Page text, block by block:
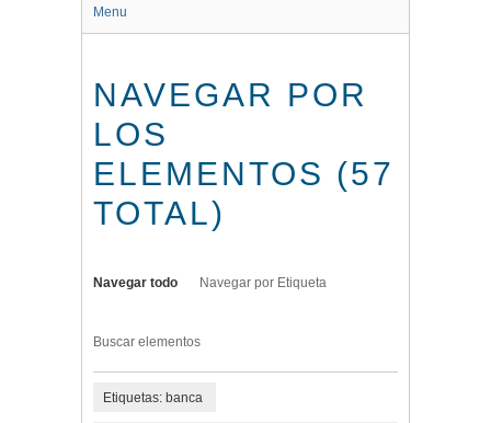
Menu
NAVEGAR POR
LOS
ELEMENTOS (57
TOTAL)
Navegar todo Navegar por Etiqueta
Buscar elementos
Etiquetas: banca